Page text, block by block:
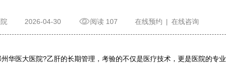
2026-04-30 阅读 107 在线预约 | 在线咨询
医大医院?乙肝的长期管理，考验的不仅是医疗技术，更是医院的专业